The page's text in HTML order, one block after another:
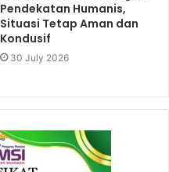
Pendekatan Humanis,
Situasi Tetap Aman dan
Kondusif
30 July 2026